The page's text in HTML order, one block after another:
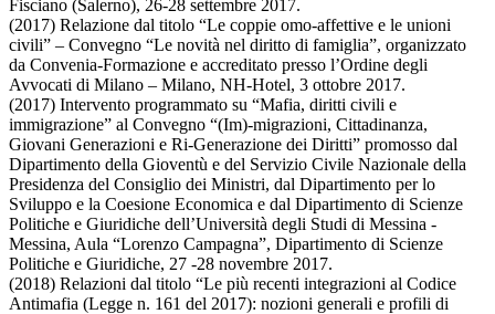
Fisciano (Salerno), 26-28 settembre 2017.
(2017) Relazione dal titolo “Le coppie omo-affettive e le unioni
civili” – Convegno “Le novità nel diritto di famiglia”, organizzato
da Convenia-Formazione e accreditato presso l’Ordine degli
Avvocati di Milano – Milano, NH-Hotel, 3 ottobre 2017.
(2017) Intervento programmato su “Mafia, diritti civili e
immigrazione” al Convegno “(Im)-migrazioni, Cittadinanza,
Giovani Generazioni e Ri-Generazione dei Diritti” promosso dal
Dipartimento della Gioventù e del Servizio Civile Nazionale della
Presidenza del Consiglio dei Ministri, dal Dipartimento per lo
Sviluppo e la Coesione Economica e dal Dipartimento di Scienze
Politiche e Giuridiche dell’Università degli Studi di Messina -
Messina, Aula “Lorenzo Campagna”, Dipartimento di Scienze
Politiche e Giuridiche, 27 -28 novembre 2017.
(2018) Relazioni dal titolo “Le più recenti integrazioni al Codice
Antimafia (Legge n. 161 del 2017): nozioni generali e profili di